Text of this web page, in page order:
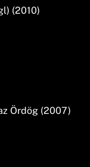
(2010)
Ördög (2007)